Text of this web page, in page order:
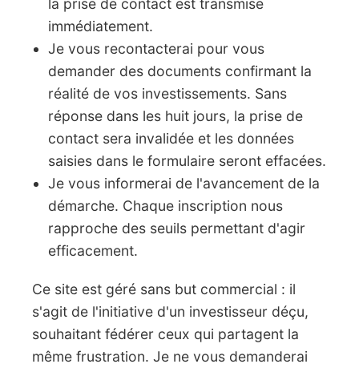
la prise de contact est transmise
immédiatement.
Je vous recontacterai pour vous
demander des documents confirmant la
réalité de vos investissements. Sans
réponse dans les huit jours, la prise de
contact sera invalidée et les données
saisies dans le formulaire seront effacées.
Je vous informerai de l'avancement de la
démarche. Chaque inscription nous
rapproche des seuils permettant d'agir
efficacement.
Ce site est géré sans but commercial : il
s'agit de l'initiative d'un investisseur déçu,
souhaitant fédérer ceux qui partagent la
même frustration. Je ne vous demanderai